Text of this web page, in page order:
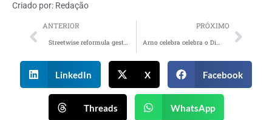
Criado por: Redação
ANTERIOR
Streetwise reformula gestão e contrata diretora de atendimento e operações
PRÓXIMO
Arno celebra celebra o Dia das Mães em grande estilo com a campanha #VaideArno
LinkedIn X Facebook
Threads WhatsApp